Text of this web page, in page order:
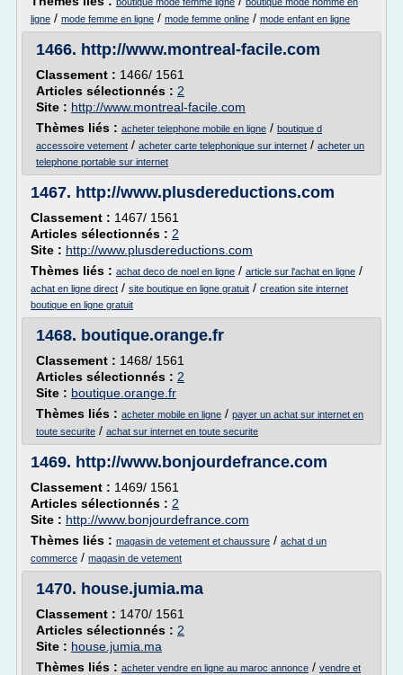
ligne / mode femme en ligne / mode femme online / mode enfant en ligne
1466. http://www.montreal-facile.com
Classement : 1466/ 1561
Articles sélectionnés : 2
Site : http://www.montreal-facile.com
Thèmes liés : acheter telephone mobile en ligne / boutique d
accessoire vetement / acheter carte telephonique sur internet / acheter un
telephone portable sur internet
1467. http://www.plusdereductions.com
Classement : 1467/ 1561
Articles sélectionnés : 2
Site : http://www.plusdereductions.com
Thèmes liés : achat deco de noel en ligne / article sur l'achat en ligne /
achat en ligne direct / site boutique en ligne gratuit / creation site internet
boutique en ligne gratuit
1468. boutique.orange.fr
Classement : 1468/ 1561
Articles sélectionnés : 2
Site : boutique.orange.fr
Thèmes liés : acheter mobile en ligne / payer un achat sur internet en
toute securite / achat sur internet en toute securite
1469. http://www.bonjourdefrance.com
Classement : 1469/ 1561
Articles sélectionnés : 2
Site : http://www.bonjourdefrance.com
Thèmes liés : magasin de vetement et chaussure / achat d un
commerce / magasin de vetement
1470. house.jumia.ma
Classement : 1470/ 1561
Articles sélectionnés : 2
Site : house.jumia.ma
Thèmes liés : acheter vendre en ligne au maroc annonce / vendre et